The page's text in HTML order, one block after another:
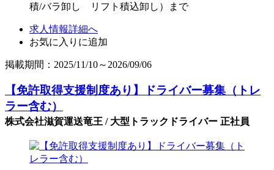
積/バラ卸し リフト積込卸し）まで
求人情報詳細へ
お気に入りに追加
掲載期間：2025/11/10～2026/09/06
【免許取得支援制度あり】ドライバー募集（トレ
ラー含む）
株式会社滋賀運送竜王 / 大型トラックドライバー 正社員